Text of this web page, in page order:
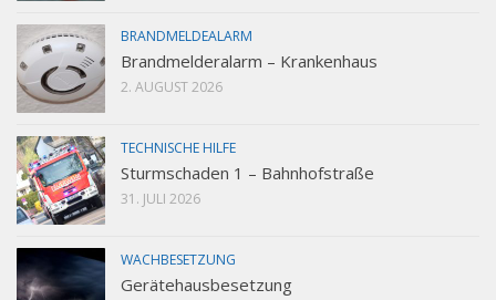
BRANDMELDEALARM
Brandmelderalarm – Krankenhaus
2. AUGUST 2026
TECHNISCHE HILFE
Sturmschaden 1 – Bahnhofstraße
31. JULI 2026
WACHBESETZUNG
Gerätehausbesetzung